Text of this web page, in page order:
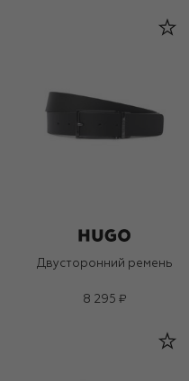
Двусторонний ремень
8 295 ₽